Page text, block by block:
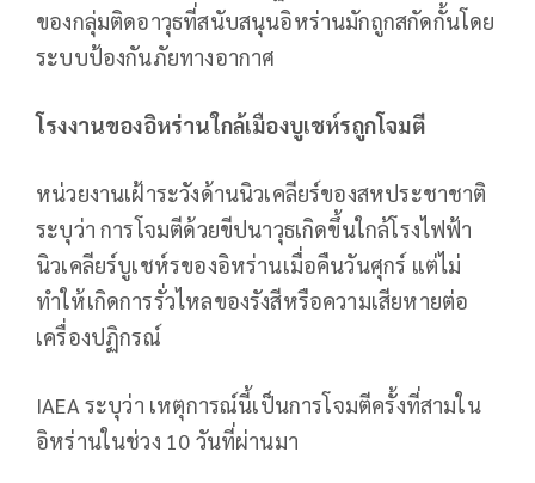
ของกลุ่มติดอาวุธที่สนับสนุนอิหร่านมักถูกสกัดกั้นโดย
ระบบป้องกันภัยทางอากาศ
โรงงานของอิหร่านใกล้เมืองบูเชห์รถูกโจมตี
หน่วยงานเฝ้าระวังด้านนิวเคลียร์ของสหประชาชาติ
ระบุว่า การโจมตีด้วยขีปนาวุธเกิดขึ้นใกล้โรงไฟฟ้า
นิวเคลียร์บูเชห์รของอิหร่านเมื่อคืนวันศุกร์ แต่ไม่
ทำให้เกิดการรั่วไหลของรังสีหรือความเสียหายต่อ
เครื่องปฏิกรณ์
IAEA ระบุว่า เหตุการณ์นี้เป็นการโจมตีครั้งที่สามใน
อิหร่านในช่วง 10 วันที่ผ่านมา